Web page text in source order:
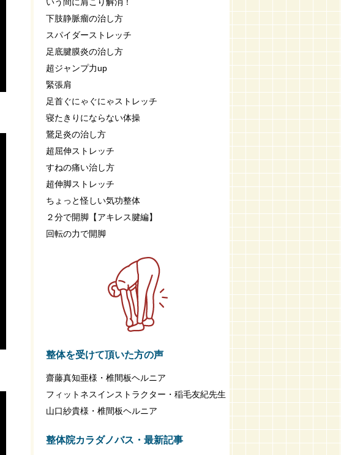
下肢静脈瘤の治し方
スパイダーストレッチ
足底腱膜炎の治し方
超ジャンプ力up
緊張肩
足首ぐにゃぐにゃストレッチ
寝たきりにならない体操
鵞足炎の治し方
超屈伸ストレッチ
すねの痛い治し方
超伸脚ストレッチ
ちょっと怪しい気功整体
２分で開脚【アキレス腱編】
回転の力で開脚
整体を受けて頂いた方の声
齋藤真知亜様・椎間板ヘルニア
フィットネスインストラクター・稲毛友紀先生
山口紗貴様・椎間板ヘルニア
整体院カラダノバス・最新記事